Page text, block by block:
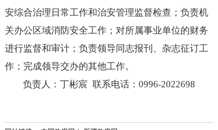
安综合治理日常工作和治安管理监督检查； 负责机
关办公区域消防安全工作； 对所属事业单位的财务
进行监督和审计； 负责领导同志报刊、 杂志征订工
作； 完成领导交办的其他工作。
负责人：丁彬宸 联系电话：0996-2022698